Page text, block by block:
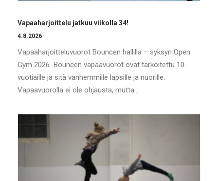
Vapaaharjoittelu jatkuu viikolla 34!
4.8.2026
Vapaaharjoitteluvuorot Bouncen hallilla – syksyn Open
Gym 2026 Bouncen vapaavuorot ovat tarkoitettu 10-
vuotiaille ja sitä vanhemmille lapsille ja nuorille.
Vapaavuorolla ei ole ohjausta, mutta…